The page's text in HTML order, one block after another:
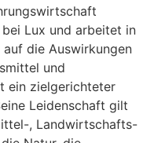
Lux und arbeitet in
die Auswirkungen
und
ein zielgerichteter
Leidenschaft gilt
, Landwirtschafts-